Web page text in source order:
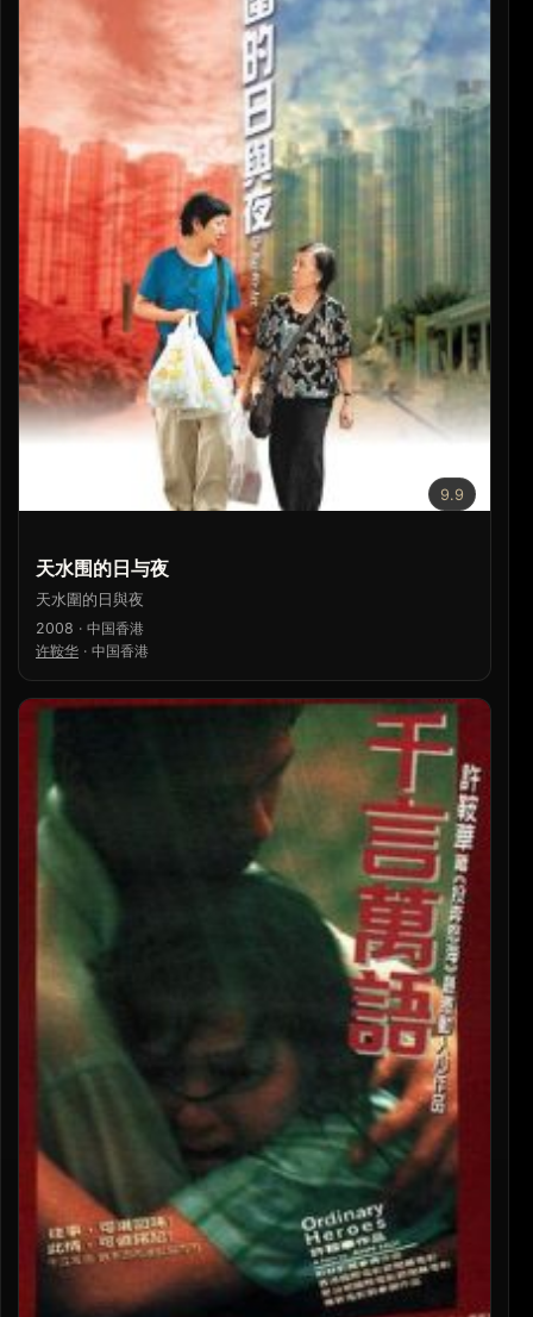
9.9
天水围的日与夜
天水圍的日與夜
2008 · 中国香港
许鞍华 · 中国香港